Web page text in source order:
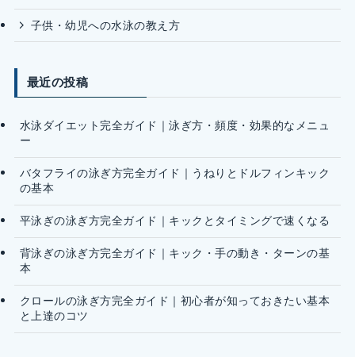
子供・幼児への水泳の教え方
最近の投稿
水泳ダイエット完全ガイド｜泳ぎ方・頻度・効果的なメニュ
ー
バタフライの泳ぎ方完全ガイド｜うねりとドルフィンキック
の基本
平泳ぎの泳ぎ方完全ガイド｜キックとタイミングで速くなる
背泳ぎの泳ぎ方完全ガイド｜キック・手の動き・ターンの基
本
クロールの泳ぎ方完全ガイド｜初心者が知っておきたい基本
と上達のコツ